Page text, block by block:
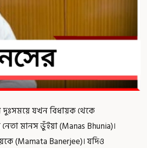
যখন বিধায়ক থেকে
মানস ভুঁইয়া (Manas Bhunia)।
(Mamata Banerjee)। যদিও